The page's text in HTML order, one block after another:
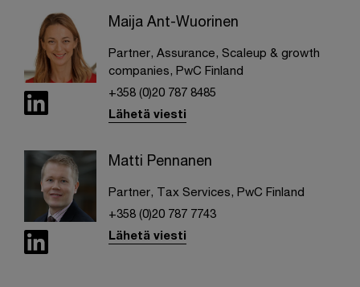
Maija Ant-Wuorinen
Partner, Assurance, Scaleup & growth
companies, PwC Finland
+358 (0)20 787 8485
Lähetä viesti
Matti Pennanen
Partner, Tax Services, PwC Finland
+358 (0)20 787 7743
Lähetä viesti